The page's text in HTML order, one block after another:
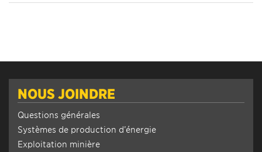
NOUS JOINDRE
Questions générales
Systèmes de production d’énergie
Exploitation minière